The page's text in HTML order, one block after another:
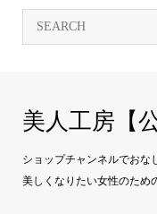
美人工房【
ショップチャンネルでおな
美しくなりたい女性のため